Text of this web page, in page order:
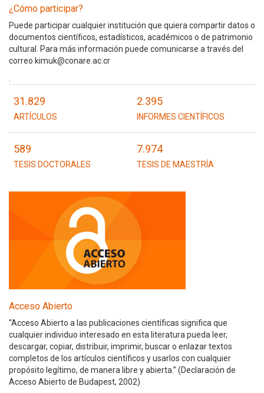
¿Cómo participar?
Puede participar cualquier institución que quiera compartir datos o
documentos científicos, estadísticos, académicos o de patrimonio
cultural. Para más información puede comunicarse a través del
correo kimuk@conare.ac.cr
31.829
ARTÍCULOS
2.395
INFORMES CIENTÍFICOS
589
TESIS DOCTORALES
7.974
TESIS DE MAESTRÍA
Acceso Abierto
“Acceso Abierto a las publicaciones científicas significa que
cualquier individuo interesado en esta literatura pueda leer,
descargar, copiar, distribuir, imprimir, buscar o enlazar textos
completos de los artículos científicos y usarlos con cualquier
propósito legítimo, de manera libre y abierta.” (Declaración de
Acceso Abierto de Budapest, 2002)